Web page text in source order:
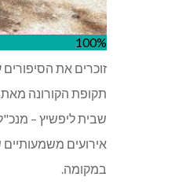
100%
זוכרים את
תקופת הקורונה
שבית ליפשיץ –
אירועים
במקומה.